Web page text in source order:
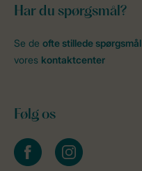
Har du spørgsmål?
Se de ofte stillede spørgsmål
vores kontaktcenter
Følg os
facebookinstagram